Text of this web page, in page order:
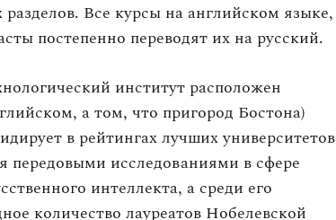
Все курсы на английском языке,
постепенно переводят их на русский.
институт расположен
а том, что пригород Бостона)
в рейтингах лучших университетов
исследованиями в сфере
интеллекта, а среди его
количество лауреатов Нобелевской